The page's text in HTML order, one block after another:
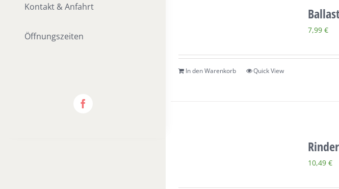
Kontakt & Anfahrt
Öffnungszeiten
7,99€
In den Warenkorb Quick View
10,49€